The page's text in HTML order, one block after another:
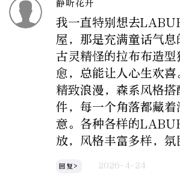
静听花开
我一直特别想去
屋，那是充满童话气息
古灵精怪的拉布布造
愈，总能让人心生欢
精致浪漫，森系风格
件，每一个角落都藏着
意。各种各样的
放，风格丰富多样，氛
回复> 2026-4-24